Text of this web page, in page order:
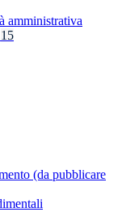
amministrativa
15
(da pubblicare